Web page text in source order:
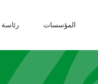
رئاسة المؤسسات